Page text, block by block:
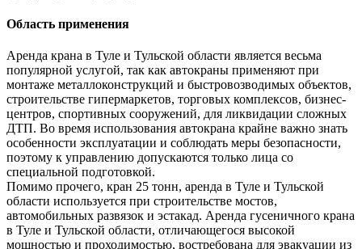
Область применения
Аренда крана в Туле и Тульской области является весьма
популярной услугой, так как автокраны применяют при
монтаже металлоконструкций и быстровозводимых объектов,
строительстве гипермаркетов, торговых комплексов, бизнес-
центров, спортивных сооружений, для ликвидации сложных
ДТП. Во время использования автокрана крайне важно знать
особенности эксплуатации и соблюдать меры безопасности,
поэтому к управлению допускаются только лица со
специальной подготовкой.
Помимо прочего, кран 25 тонн, аренда в Туле и Тульской
области используется при строительстве мостов,
автомобильных развязок и эстакад. Аренда гусеничного крана
в Туле и Тульской области, отличающегося высокой
мощностью и проходимостью, востребована для эвакуации из